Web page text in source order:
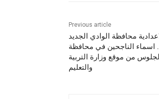
Previous article
محافظة الوادي الجديد
الترم الثاني 2015 .. اسماء الناجحين في محافظة
من موقع وزارة التربية
والتعليم